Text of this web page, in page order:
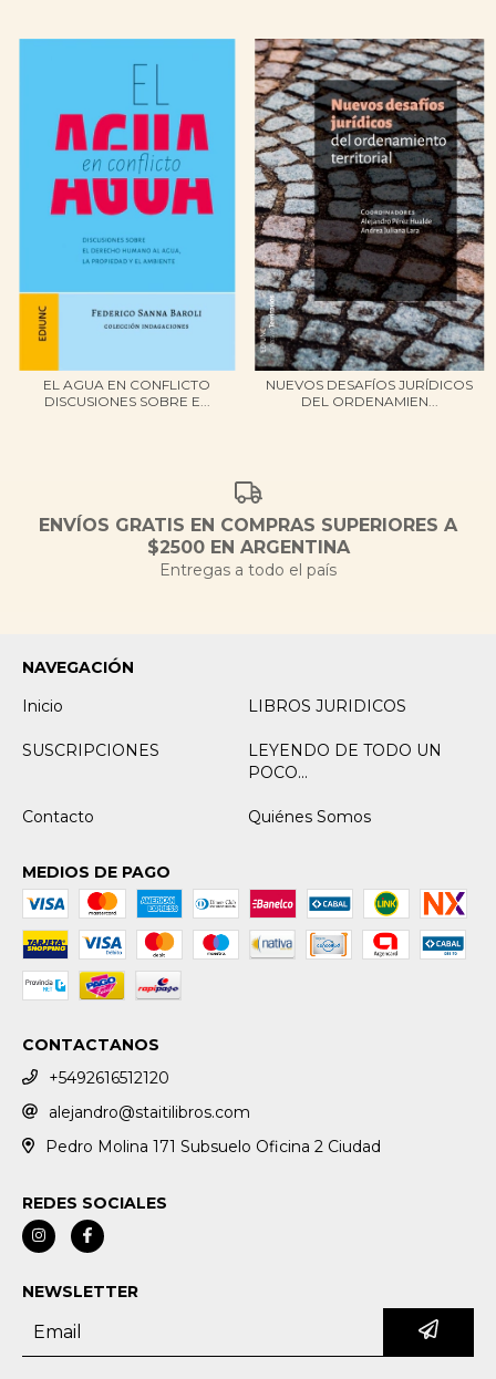
EL AGUA EN CONFLICTO
DISCUSIONES SOBRE E...
NUEVOS DESAFÍOS JURÍDICOS
DEL ORDENAMIEN...
ENVÍOS GRATIS EN COMPRAS SUPERIORES A
$2500 EN ARGENTINA
Entregas a todo el país
NAVEGACIÓN
Inicio
LIBROS JURIDICOS
SUSCRIPCIONES
LEYENDO DE TODO UN
POCO...
Contacto Quiénes Somos
MEDIOS DE PAGO
CONTACTANOS
+5492616512120
alejandro@staitilibros.com
Pedro Molina 171 Subsuelo Oficina 2 Ciudad
REDES SOCIALES
NEWSLETTER